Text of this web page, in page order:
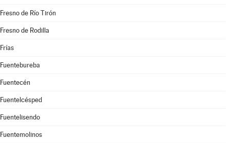
Fresno de Río Tirón
Fresno de Rodilla
Frías
Fuentebureba
Fuentecén
Fuentelcésped
Fuentelisendo
Fuentemolinos